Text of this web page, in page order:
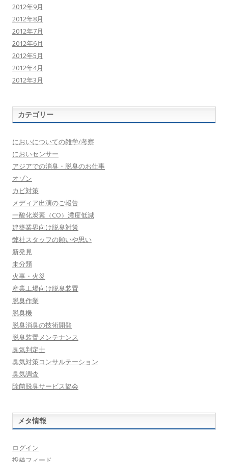
2012年9月
2012年8月
2012年7月
2012年6月
2012年5月
2012年4月
2012年3月
カテゴリー
においについての雑学/考察
においセンサー
アジアでの消臭・脱臭のお仕事
オゾン
カビ対策
メディア出演のご報告
一酸化炭素（CO）濃度低減
建築業界向け脱臭対策
弊社スタッフの願いや思い
新発見
未分類
火事・火災
産業工場向け脱臭装置
脱臭作業
脱臭機
脱臭消臭の技術開発
脱臭装置メンテナンス
臭気判定士
臭気対策コンサルテーション
臭気調査
除菌脱臭サービス協会
メタ情報
ログイン
投稿フィード